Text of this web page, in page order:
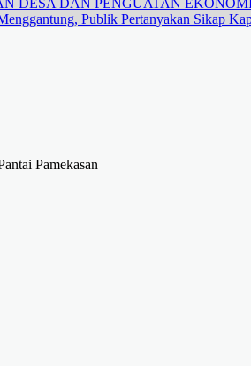
DESA DAN PENGUATAN
Publik Pertanyakan Sikap
Pamekasan